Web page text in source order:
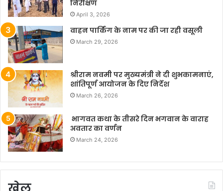
निरीक्षण
April 3, 2026
वाहन पार्किंग के नाम पर की जा रही वसूली
March 29, 2026
श्रीराम नवमी पर मुख्यमंत्री ने दी शुभकामनाएं,
शांतिपूर्ण आयोजन के दिए निर्देश
March 26, 2026
भागवत कथा के तीसरे दिन भगवान के वाराह
अवतार का वर्णन
March 24, 2026